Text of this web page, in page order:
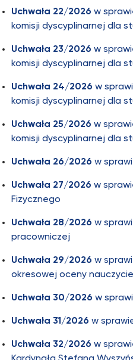
Uchwała 22/2026 w
komisji dyscyplinarnej dla
Uchwała 23/2026 w
komisji dyscyplinarnej dla
Uchwała 24/2026 w
komisji dyscyplinarnej dla
Uchwała 25/2026 w
komisji dyscyplinarnej dla
Uchwała 26/2026 w
Uchwała 27/2026 w
Fizycznego
Uchwała 28/2026 w
pracowniczej
Uchwała 29/2026 w
okresowej oceny
Uchwała 30/2026w
Uchwała 31/2026 w
Uchwała 32/2026 w